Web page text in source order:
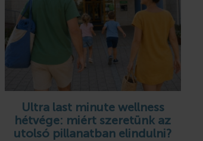
Ultra last minute wellness
hétvége: miért szeretünk az
utolsó pillanatban elindulni?